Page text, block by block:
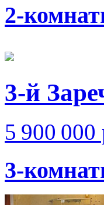
2-
3-й
5 900 000
3-